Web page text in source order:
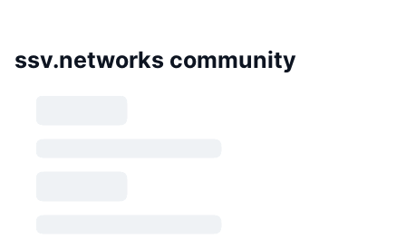
ssv.networks community